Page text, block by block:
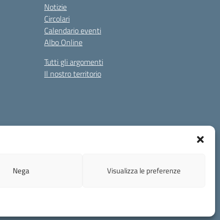
Nega Visualizza le preferenze
Notizie
Circolari
Calendario eventi
Albo Online
Tutti gli argomenti
Il nostro territorio
- blic82700b@istruzione.it